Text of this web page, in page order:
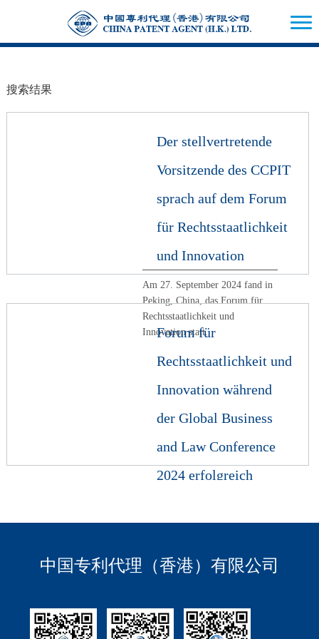
搜索结果
Der stellvertretende
Vorsitzende des CCPIT
sprach auf dem Forum
für Rechtsstaatlichkeit
und Innovation
Am 27. September 2024 fand in
Peking, China, das Forum für
Rechtsstaatlichkeit und
Innovation statt.
Forum für
Rechtsstaatlichkeit und
Innovation während
der Global Business
and Law Conference
2024 erfolgreich
Global Business and Law
中国专利代理（香港）有限公司